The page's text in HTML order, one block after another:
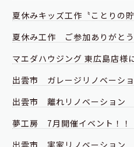
夏休みキッズ工作〝ことりの
夏休み工作 ご参加ありがとう
マエダハウジング 東広島店様
出雲市 ガレージリノベーシ
出雲市 離れリノベーショ
夢工房 7月開催イベント！！
出雲市 実家リノベーショ